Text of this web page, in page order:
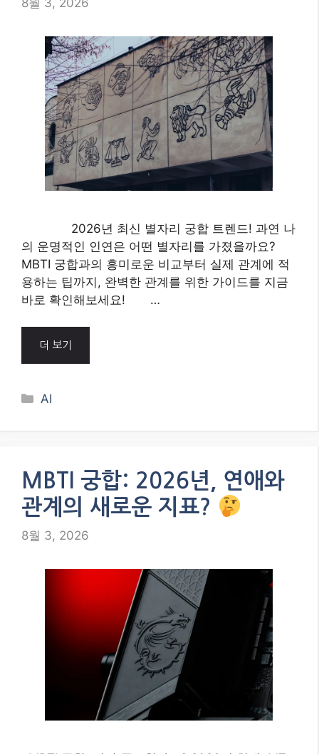
2026년 최신 별자리 궁합 트렌드! 과연 나
의 운명적인 인연은 어떤 별자리를 가졌을까요?
MBTI 궁합과의 흥미로운 비교부터 실제 관계에 적
용하는 팁까지, 완벽한 관계를 위한 가이드를 지금
바로 확인해보세요! …
더 보기
Categories
AI
MBTI 궁합: 2026년, 연애와
관계의 새로운 지표?
8월 3, 2026